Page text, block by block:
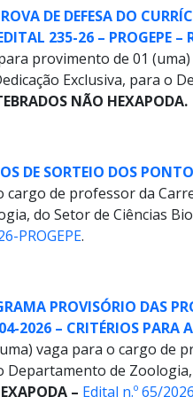
DE DEFESA DO
235-26 – PROGEPE
provimento de 01
Exclusiva, para o
NÃO HEXAPODA.
DE SORTEIO DOS
cargo de professor da
do Setor de Ciências
PROGEPE.
PROVISÓRIO DAS
2026 – CRITÉRIOS PARA
vaga para o cargo de
de
– Edital n.º 65/